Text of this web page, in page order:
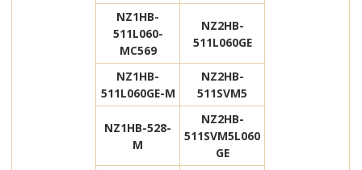
NZ1HB-
511L060-
MC569
NZ2HB-
511L060GE
NZ1HB-
511L060GE-M
NZ2HB-
511SVM5
NZ1HB-528-
M
NZ2HB-
511SVM5L060
GE